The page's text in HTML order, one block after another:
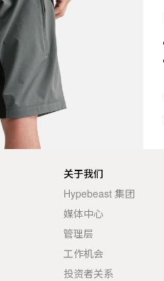
关于我们
Hypebeast 集团
媒体中心
管理层
工作机会
投资者关系